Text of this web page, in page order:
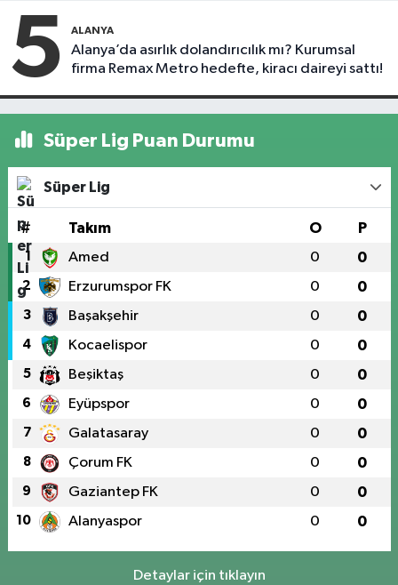
5 ALANYA
Alanya’da asırlık dolandırıcılık mı? Kurumsal
firma Remax Metro hedefte, kiracı daireyi sattı!
Süper Lig Puan Durumu
Süper Lig
# Takım O P
1 Amed 0 0
2 Erzurumspor FK 0 0
3 Başakşehir 0 0
4 Kocaelispor 0 0
5 Beşiktaş 0 0
6 Eyüpspor 0 0
7 Galatasaray 0 0
8 Çorum FK 0 0
9 Gaziantep FK 0 0
10 Alanyaspor 0 0
Detaylar için tıklayın